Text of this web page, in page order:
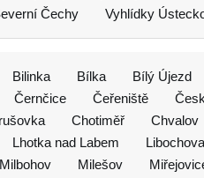
Čechy
Vyhlídky
Bilinka Bílka Bílý Újezd
Černčice Čeřeniště
Chotiměř Chvalov
Lhotka nad Labem
Milbohov Milešov